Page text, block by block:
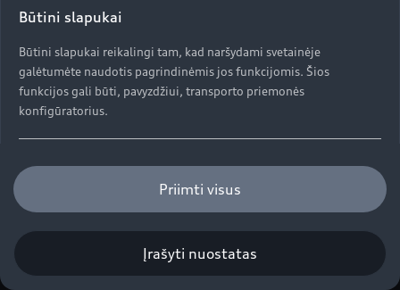
Naujoji ES padangų ženklinimo etiketė
Pažangos istorijos
Autorių teisės
Privatumo politika / Duomenų apsauga
Slapukų politika
„EU Data Act“
Priimti visus
Įrašyti nuostatas
Būtini slapukai
Būtini slapukai reikalingi tam, kad naršydami svetainėje
galėtumėte naudotis pagrindinėmis jos funkcijomis. Šios
funkcijos gali būti, pavyzdžiui, transporto priemonės
konfigūratorius.
Funkciniai slapukai
Funkciniai slapukai leidžia rinkti ir saugoti naudotojo
svetainė būtų patogesnė naudotojui.